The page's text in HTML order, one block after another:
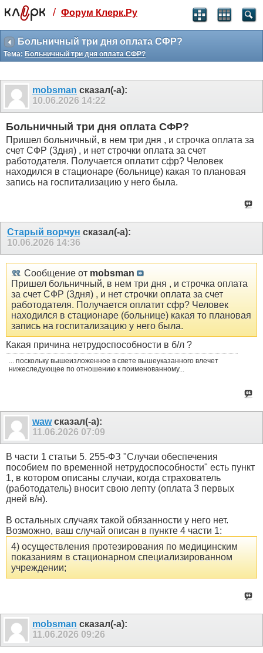
Святые угодники, Клерк без рекламы
прекрасен:)
месяц
3 месяца
259
₽
-10%
499 ₽
-15%
Отмена Оплатить
/ Форум Клерк.Ру
Больничный три дня оплата СФР?
Тема: Больничный три дня оплата СФР?
mobsman сказал(-а):
10.06.2026 14:22
Больничный три дня оплата СФР?
Пришел больничный, в нем три дня , и строчка оплата за
счет СФР (3дня) , и нет строчки оплата за счет
работодателя. Получается оплатит сфр? Человек
находился в стационаре (больнице) какая то плановая
запись на госпитализацию у него была.
Старый ворчун сказал(-а):
10.06.2026 14:36
Сообщение от mobsman
Пришел больничный, в нем три дня , и строчка оплата
за счет СФР (3дня) , и нет строчки оплата за счет
работодателя. Получается оплатит сфр? Человек
находился в стационаре (больнице) какая то плановая
запись на госпитализацию у него была.
Какая причина нетрудоспособности в б/л ?
... поскольку вышеизложенное в свете вышеуказанного влечет
нижеследующее по отношению к поименованному...
wawсказал(-а):
11.06.2026 07:09
В части 1 статьи 5. 255-ФЗ "Случаи обеспечения
пособием по временной нетрудоспособности" есть пункт
1, в котором описаны случаи, когда страхователь
(работодатель) вносит свою лепту (оплата 3 первых
дней в/н).
В остальных случаях такой обязанности у него нет.
Возможно, ваш случай описан в пункте 4 части 1:
4) осуществления протезирования по медицинским
показаниям в стационарном специализированном
учреждении;
mobsman сказал(-а):
11.06.2026 09:26